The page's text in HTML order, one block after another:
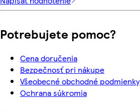
Potrebujete pomoc?
Cena doručenia
Bezpečnosť pri nákupe
Všeobecné obchodné podmienky
Ochrana súkromia